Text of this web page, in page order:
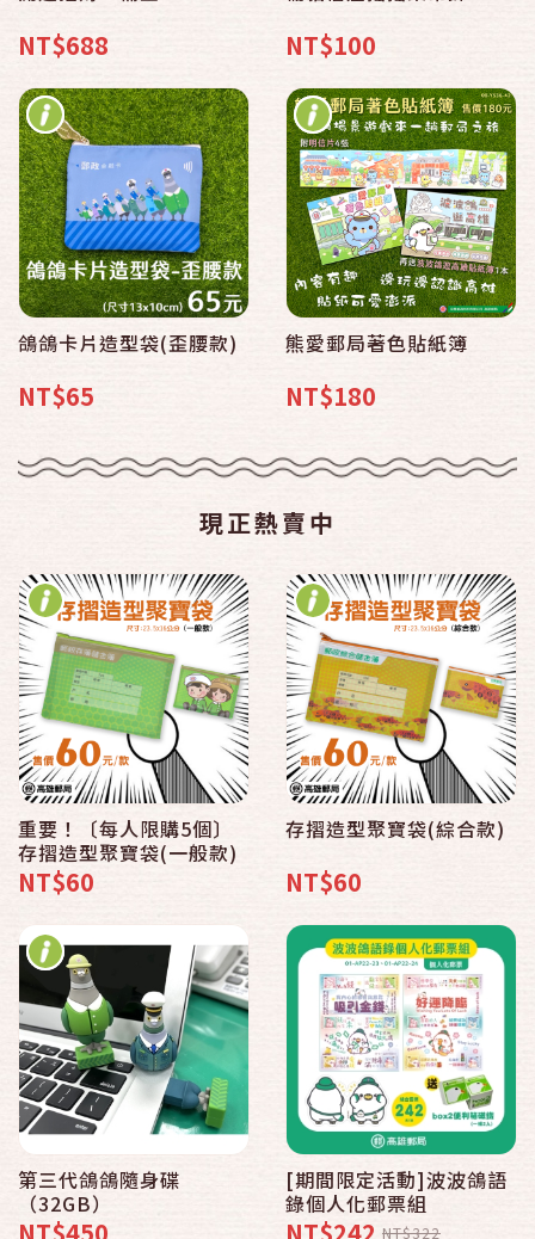
NT$688 NT$100
鴿鴿卡片造型袋(歪腰款)
NT$65
熊愛郵局著色貼紙簿
NT$180
現正熱賣中
重要！〔每人限購5個〕
存摺造型聚寶袋(一般款)
NT$60
存摺造型聚寶袋(綜合款)
NT$60
第三代鴿鴿隨身碟
（32GB）
NT$450
[期間限定活動]波波鴿語
錄個人化郵票組
NT$242 NT$322